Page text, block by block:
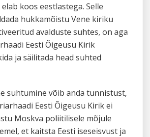
koos eestlastega. Selle
hukkamõistu Vene kiriku
avalduste suhtes, on aga
Eesti Õigeusu Kirik
ja säilitada head suhted
suhtumine võib anda tunnistust,
Eesti Õigeusu Kirik ei
Moskva poliitilisele mõjule
et kaitsta Eesti iseseisvust ja